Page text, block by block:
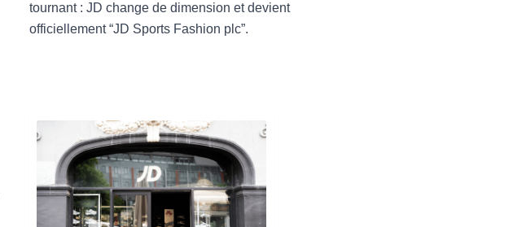
tournant : JD change de dimension et devient
officiellement “JD Sports Fashion plc”.